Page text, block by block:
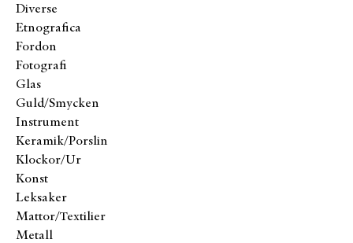
Diverse
Etnografica
Fordon
Fotografi
Glas
Guld/Smycken
Instrument
Keramik/Porslin
Klockor/Ur
Konst
Leksaker
Mattor/Textilier
Metall